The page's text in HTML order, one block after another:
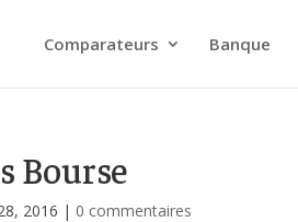
Comparateurs Banque
Bourse
2016 | 0 commentaires